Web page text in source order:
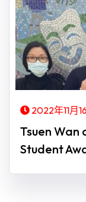
2022年11月
Tsuen Wan
Student